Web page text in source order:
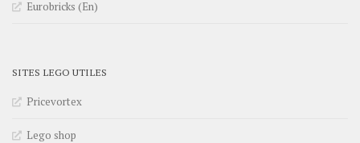
Eurobricks (En)
SITES LEGO UTILES
Pricevortex
Lego shop